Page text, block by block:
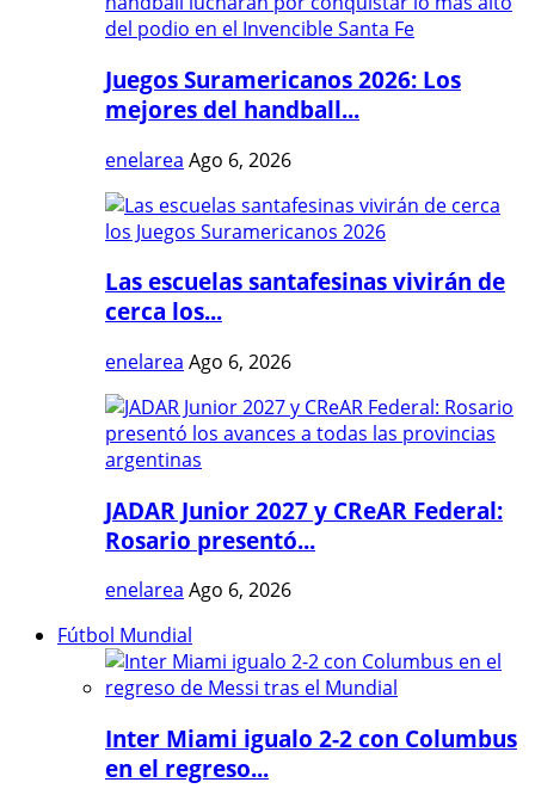
Juegos Suramericanos 2026: Los
mejores del handball...
enelarea Ago 6, 2026
Las escuelas santafesinas vivirán de
cerca los...
enelarea Ago 6, 2026
JADAR Junior 2027 y CReAR Federal:
Rosario presentó...
enelarea Ago 6, 2026
Fútbol Mundial
Inter Miami igualo 2-2 con Columbus
en el regreso...